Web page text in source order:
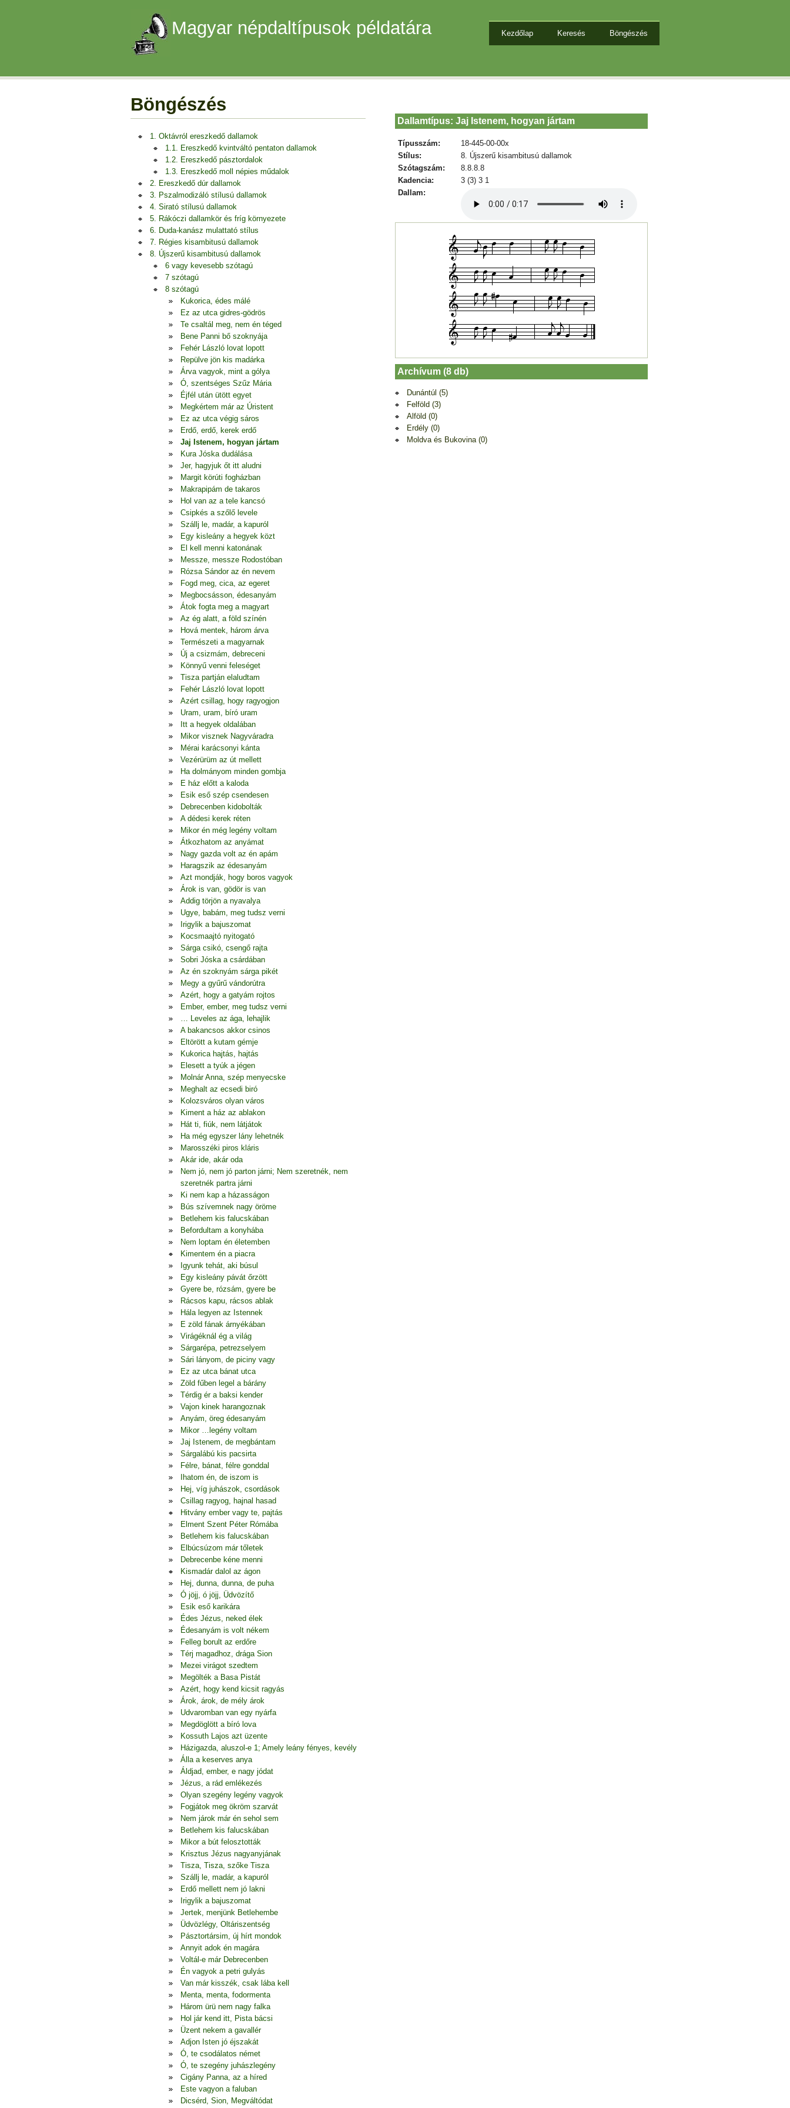
Magyar népdaltípusok példatára Kezdőlap Keresés Böngészés
Böngészés
1. Oktávról ereszkedő dallamok
1.1. Ereszkedő kvintváltó pentaton dallamok
1.2. Ereszkedő pásztordalok
1.3. Ereszkedő moll népies műdalok
2. Ereszkedő dúr dallamok
3. Pszalmodizáló stílusú dallamok
4. Sirató stílusú dallamok
5. Rákóczi dallamkör és fríg környezete
6. Duda-kanász mulattató stílus
7. Régies kisambitusú dallamok
8. Újszerű kisambitusú dallamok
6 vagy kevesebb szótagú
7 szótagú
8 szótagú
Kukorica, édes málé
Ez az utca gidres-gödrös
Te csaltál meg, nem én téged
Bene Panni bő szoknyája
Fehér László lovat lopott
Repülve jön kis madárka
Árva vagyok, mint a gólya
Ó, szentséges Szűz Mária
Éjfél után ütött egyet
Megkértem már az Úristent
Ez az utca végig sáros
Erdő, erdő, kerek erdő
Jaj Istenem, hogyan jártam
Kura Jóska dudálása
Jer, hagyjuk őt itt aludni
Margit körúti fogházban
Makrapipám de takaros
Hol van az a tele kancsó
Csipkés a szőlő levele
Szállj le, madár, a kapuról
Egy kisleány a hegyek közt
El kell menni katonának
Messze, messze Rodostóban
Rózsa Sándor az én nevem
Fogd meg, cica, az egeret
Megbocsásson, édesanyám
Átok fogta meg a magyart
Az ég alatt, a föld színén
Hová mentek, három árva
Természeti a magyarnak
Új a csizmám, debreceni
Könnyű venni feleséget
Tisza partján elaludtam
Fehér László lovat lopott
Azért csillag, hogy ragyogjon
Uram, uram, bíró uram
Itt a hegyek oldalában
Mikor visznek Nagyváradra
Mérai karácsonyi kánta
Vezérürüm az út mellett
Ha dolmányom minden gombja
E ház előtt a kaloda
Esik eső szép csendesen
Debrecenben kidobolták
A dédesi kerek réten
Mikor én még legény voltam
Átkozhatom az anyámat
Nagy gazda volt az én apám
Haragszik az édesanyám
Azt mondják, hogy boros vagyok
Árok is van, gödör is van
Addig törjön a nyavalya
Ugye, babám, meg tudsz verni
Irigylik a bajuszomat
Kocsmaajtó nyitogató
Sárga csikó, csengő rajta
Sobri Jóska a csárdában
Az én szoknyám sárga pikét
Megy a gyűrű vándorútra
Azért, hogy a gatyám rojtos
Ember, ember, meg tudsz verni
… Leveles az ága, lehajlik
A bakancsos akkor csinos
Eltörött a kutam gémje
Kukorica hajtás, hajtás
Elesett a tyúk a jégen
Molnár Anna, szép menyecske
Meghalt az ecsedi biró
Kolozsváros olyan város
Kiment a ház az ablakon
Hát ti, fiúk, nem látjátok
Ha még egyszer lány lehetnék
Marosszéki piros kláris
Akár ide, akár oda
Nem jó, nem jó parton járni; Nem szeretnék, nem
szeretnék partra járni
Ki nem kap a házasságon
Bús szívemnek nagy öröme
Betlehem kis falucskában
Befordultam a konyhába
Nem loptam én életemben
Kimentem én a piacra
Igyunk tehát, aki búsul
Egy kisleány pávát őrzött
Gyere be, rózsám, gyere be
Rácsos kapu, rácsos ablak
Hála legyen az Istennek
E zöld fának árnyékában
Virágéknál ég a világ
Sárgarépa, petrezselyem
Sári lányom, de piciny vagy
Ez az utca bánat utca
Zöld fűben legel a bárány
Térdig ér a baksi kender
Vajon kinek harangoznak
Anyám, öreg édesanyám
Mikor …legény voltam
Jaj Istenem, de megbántam
Sárgalábú kis pacsirta
Félre, bánat, félre gonddal
Ihatom én, de iszom is
Hej, víg juhászok, csordások
Csillag ragyog, hajnal hasad
Hitvány ember vagy te, pajtás
Elment Szent Péter Rómába
Betlehem kis falucskában
Elbúcsúzom már tőletek
Debrecenbe kéne menni
Kismadár dalol az ágon
Hej, dunna, dunna, de puha
Ó jöjj, ó jöjj, Üdvözítő
Esik eső karikára
Édes Jézus, neked élek
Édesanyám is volt nékem
Felleg borult az erdőre
Térj magadhoz, drága Sion
Mezei virágot szedtem
Megölték a Basa Pistát
Azért, hogy kend kicsit ragyás
Árok, árok, de mély árok
Udvaromban van egy nyárfa
Megdöglött a bíró lova
Kossuth Lajos azt üzente
Házigazda, aluszol-e 1; Amely leány fényes, kevély
Álla a keserves anya
Áldjad, ember, e nagy jódat
Jézus, a rád emlékezés
Olyan szegény legény vagyok
Fogjátok meg ökröm szarvát
Nem járok már én sehol sem
Betlehem kis falucskában
Mikor a bút felosztották
Krisztus Jézus nagyanyjának
Tisza, Tisza, szőke Tisza
Szállj le, madár, a kapuról
Erdő mellett nem jó lakni
Irigylik a bajuszomat
Jertek, menjünk Betlehembe
Üdvözlégy, Oltáriszentség
Pásztortársim, új hírt mondok
Annyit adok én magára
Voltál-e már Debrecenben
Én vagyok a petri gulyás
Van már kisszék, csak lába kell
Menta, menta, fodormenta
Három ürü nem nagy falka
Hol jár kend itt, Pista bácsi
Üzent nekem a gavallér
Adjon Isten jó éjszakát
Ó, te csodálatos német
Ó, te szegény juhászlegény
Cigány Panna, az a híred
Este vagyon a faluban
Dicsérd, Sion, Megváltódat
Dallamtípus: Jaj Istenem, hogyan jártam
Típusszám:
18-445-00-00x
Stílus:
8. Újszerű kisambitusú dallamok
Szótagszám:
8.8.8.8
Kadencia:
3 (3) 3 1
Dallam:
Archívum (8 db)
Dunántúl (5)
Felföld (3)
Alföld (0)
Erdély (0)
Moldva és Bukovina (0)